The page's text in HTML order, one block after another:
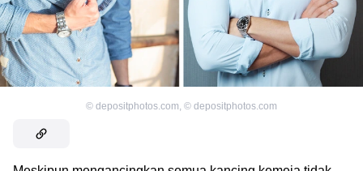
© depositphotos.com, © depositphotos.com